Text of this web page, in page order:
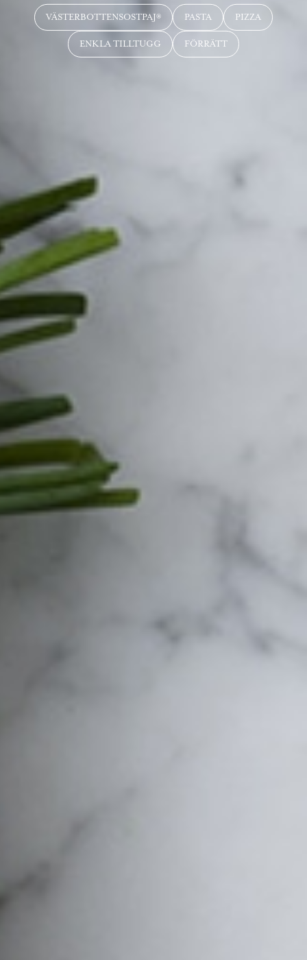
VÄSTERBOTTENSOSTPAJ® PASTA PIZZA
ENKLA TILLTUGG FÖRRÄTT